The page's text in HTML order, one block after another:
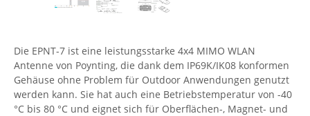
Fokus Technologies
Gude
Guntermann & Drunck
High Sec Labs
Die EPNT-7 ist eine leistungsstarke 4x4 MIMO WLAN
Antenne von Poynting, die dank dem IP69K/IK08 konformen
Gehäuse ohne Problem für Outdoor Anwendungen genutzt
werden kann. Sie hat auch eine Betriebstemperatur von -40
°C bis 80 °C und eignet sich für Oberflächen-, Magnet- und